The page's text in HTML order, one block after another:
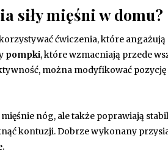
siły mięśni w domu?
ćwiczenia, które
pompki, które wzmacniają przede
można modyfikować
nóg, ale także poprawiają
kontuzji. Dobrze wykonany